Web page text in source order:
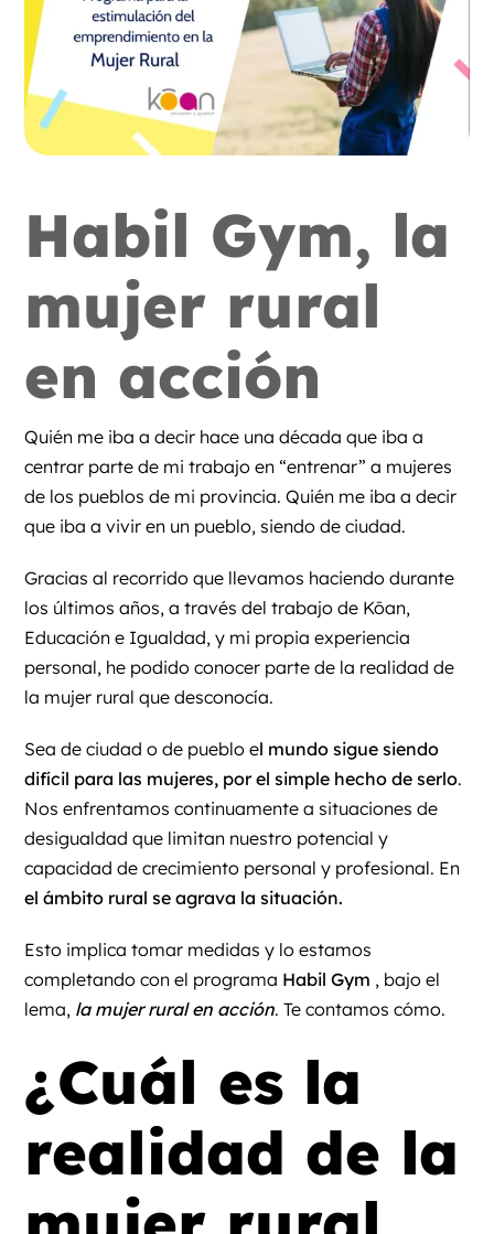
Habil Gym, la
mujer rural
en acción
Quién me iba a decir hace una década que iba a
centrar parte de mi trabajo en “entrenar” a mujeres
de los pueblos de mi provincia. Quién me iba a decir
que iba a vivir en un pueblo, siendo de ciudad.
Gracias al recorrido que llevamos haciendo durante
los últimos años, a través del trabajo de Kōan,
Educación e Igualdad, y mi propia experiencia
personal, he podido conocer parte de la realidad de
la mujer rural que desconocía.
Sea de ciudad o de pueblo el mundo sigue siendo
difícil para las mujeres, por el simple hecho de serlo.
Nos enfrentamos continuamente a situaciones de
desigualdad que limitan nuestro potencial y
capacidad de crecimiento personal y profesional. En
el ámbito rural se agrava la situación.
Esto implica tomar medidas y lo estamos
completando con el programa Habil Gym , bajo el
lema, la mujer rural en acción. Te contamos cómo.
¿Cuál es la
realidad de la